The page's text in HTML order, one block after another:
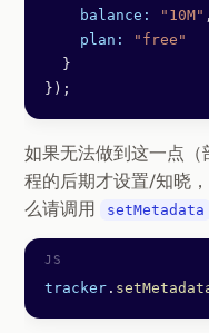
    balance:
"10M" ,
    plan:
"free"
  }
});
如果无法做到这一点
程的后期才设置/知晓
么请调用
setMetadata
tracker .